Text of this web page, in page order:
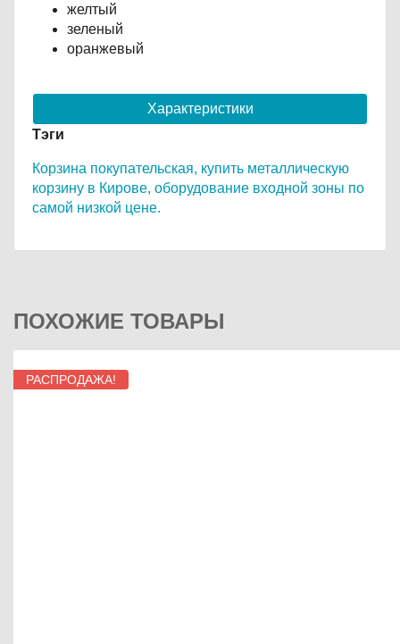
желтый
зеленый
оранжевый
Характеристики
Тэги
Корзина покупательская, купить металлическую
корзину в Кирове, оборудование входной зоны по
самой низкой цене.
ПОХОЖИЕ ТОВАРЫ
РАСПРОДАЖА!